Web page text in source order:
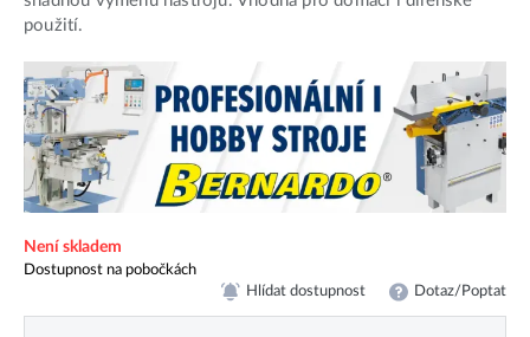
použití.
Není skladem
Dostupnost na pobočkách
Hlídat dostupnost Dotaz/Poptat